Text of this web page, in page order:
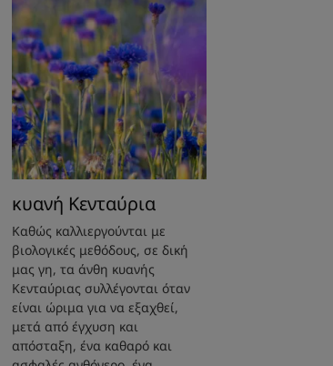
κυανή Κενταύρια
Καθώς καλλιεργούνται με
βιολογικές μεθόδους, σε δική
μας γη, τα άνθη κυανής
Κενταύριας συλλέγονται όταν
είναι ώριμα για να εξαχθεί,
μετά από έγχυση και
απόσταξη, ένα καθαρό και